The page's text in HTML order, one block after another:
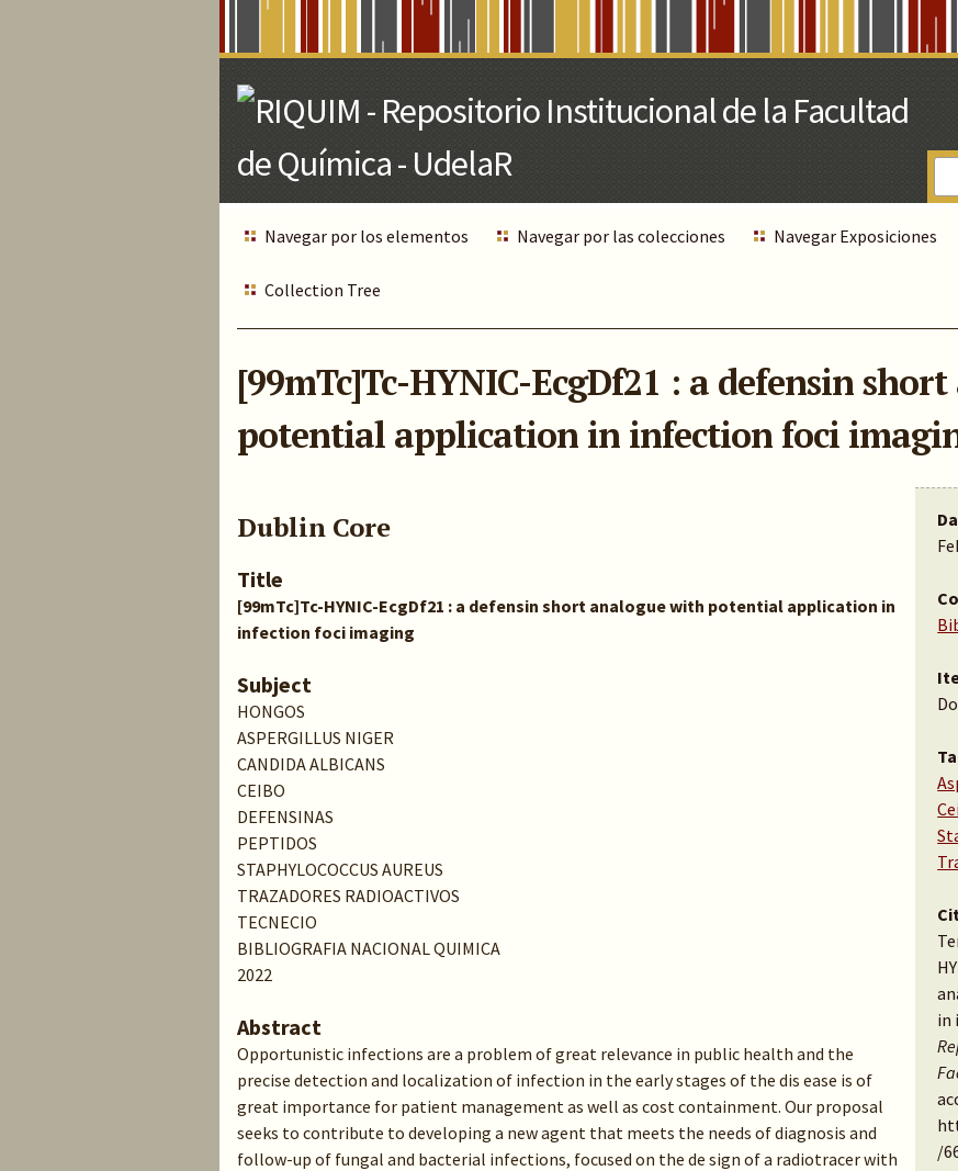
Navegar por los elementos Navegar por las colecciones Navegar Exposiciones
Collection Tree
[99mTc]Tc-HYNIC-EcgDf21 : a defensin
potential application in infection foci
Dublin Core
Title
[99mTc]Tc-HYNIC-EcgDf21 : a defensin short analogue with potential application in
infection foci imaging
Subject
HONGOS
ASPERGILLUS NIGER
CANDIDA ALBICANS
CEIBO
DEFENSINAS
PEPTIDOS
STAPHYLOCOCCUS AUREUS
TRAZADORES RADIOACTIVOS
TECNECIO
BIBLIOGRAFIA NACIONAL QUIMICA
2022
Abstract
Opportunistic infections are a problem of great relevance in public health and the
precise detection and localization of infection in the early stages of the dis ease is of
great importance for patient management as well as cost containment. Our proposal
seeks to contribute to developing a new agent that meets the needs of diagnosis and
follow-up of fungal and bacterial infections, focused on the de sign of a radiotracer with
in
/